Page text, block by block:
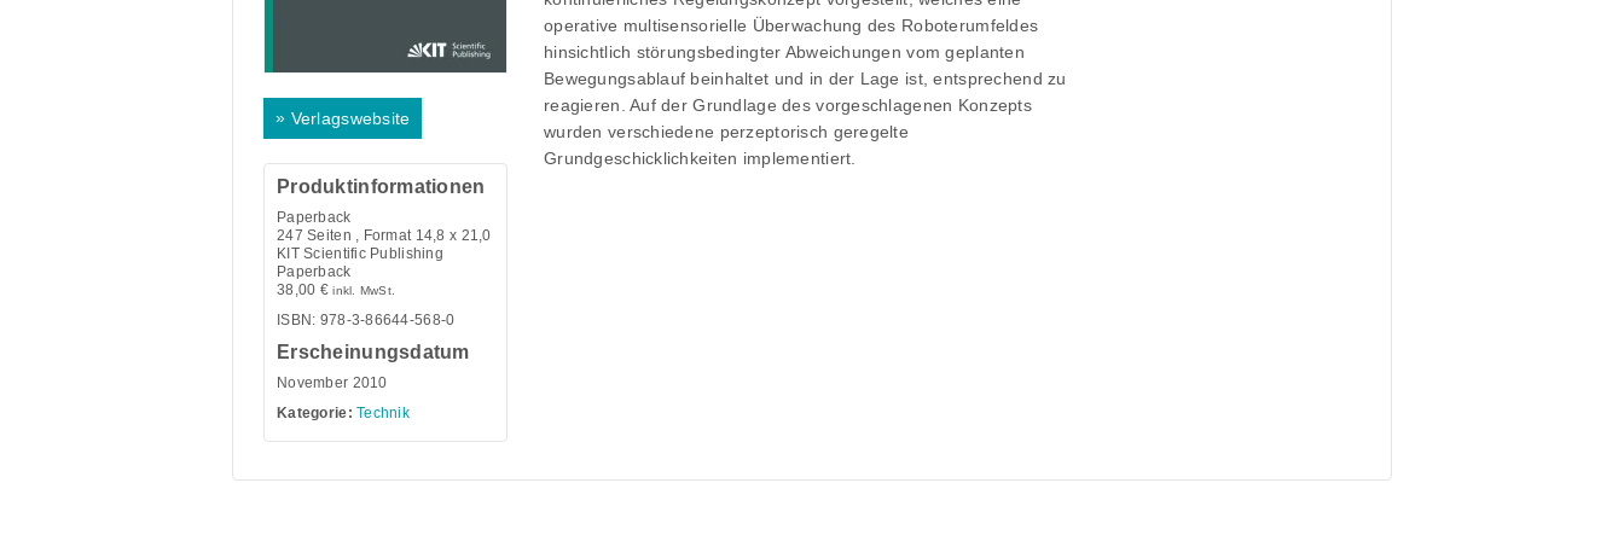
operative multisensorielle Überwachung des Roboterumfeldes
hinsichtlich störungsbedingter Abweichungen vom geplanten
Bewegungsablauf beinhaltet und in der Lage ist, entsprechend zu
reagieren. Auf der Grundlage des vorgeschlagenen Konzepts
wurden verschiedene perzeptorisch geregelte
Grundgeschicklichkeiten implementiert.
» Verlagswebsite
Produktinformationen
Paperback
247 Seiten , Format 14,8 x 21,0
KIT Scientific Publishing
Paperback
38,00 € inkl. MwSt.
ISBN: 978-3-86644-568-0
Erscheinungsdatum
November 2010
Kategorie: Technik